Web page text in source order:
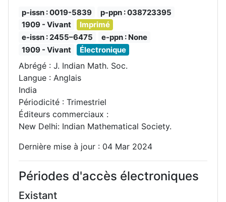
p-issn : 0019-5839
p-ppn : 038723395
1909 - Vivant
Imprimé
e-issn : 2455–6475
e-ppn : None
1909 - Vivant
Électronique
Abrégé : J. Indian Math. Soc.
Langue : Anglais
India
Périodicité : Trimestriel
Éditeurs commerciaux :
New Delhi: Indian Mathematical Society.
Dernière mise à jour : 04 Mar 2024
Périodes d'accès électroniques
Existant